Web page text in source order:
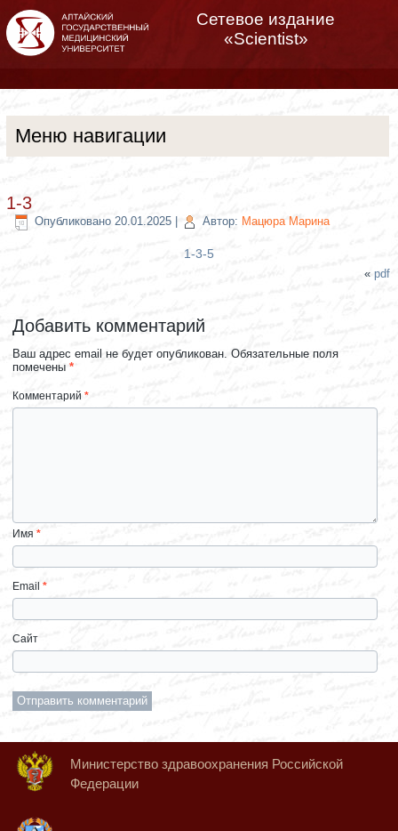
Сетевое издание
«Scientist»
Меню навигации
1-3
Опубликовано 20.01.2025 Автор: Мацюра Марина
1-3-5
«pdf
Добавить комментарий
Ваш адрес email не будет опубликован. Обязательные поля
помечены*
Комментарий*
Имя*
Email*
Сайт
Министерство здравоохранения Российской
Федерации